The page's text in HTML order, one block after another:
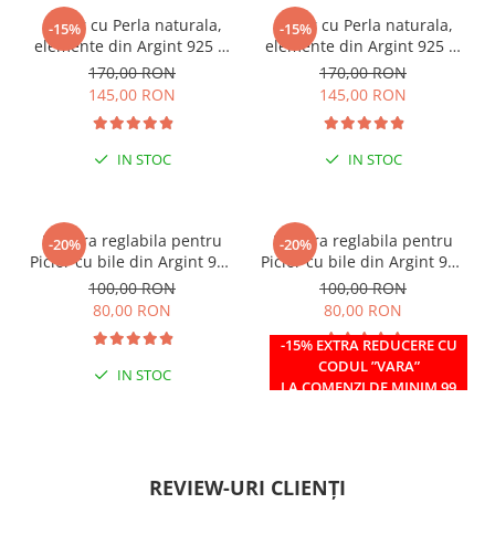
-15%
Colier cu Perla naturala,
elemente din Argint 925 si
margele Miyuki, multicolor
170,00 RON
145,00 RON
IN STOC
-15%
Colier cu Perla naturala,
elemente din Argint 925 si
margele Miyuki, verde/kiwi
170,00 RON
145,00 RON
IN STOC
-20%
Bratara reglabila pentru
Picior cu bile din Argint 925
si margele Miyuki rosii
100,00 RON
80,00 RON
IN STOC
-20%
-15% EXTRA REDUCERE CU
CODUL ”VARA”
LA COMENZI DE MINIM 99
Bratara reglabila pentru
Picior cu bile din Argint 925
si margele Miyuki verzi
100,00 RON
80,00 RON
IN STOC
REVIEW-URI CLIENȚI